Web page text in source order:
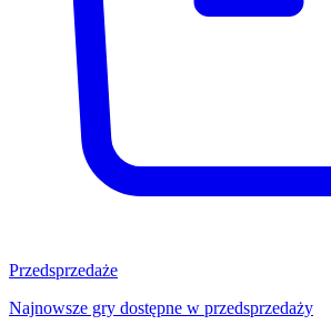
Przedsprzedaże
Najnowsze gry dostępne w przedsprzedaży